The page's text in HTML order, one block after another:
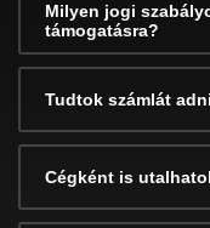
Milyen jogi
támogatásra?
Tudtok számlát
Cégként is